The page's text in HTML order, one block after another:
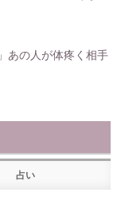
あの人が体疼く相手
占い